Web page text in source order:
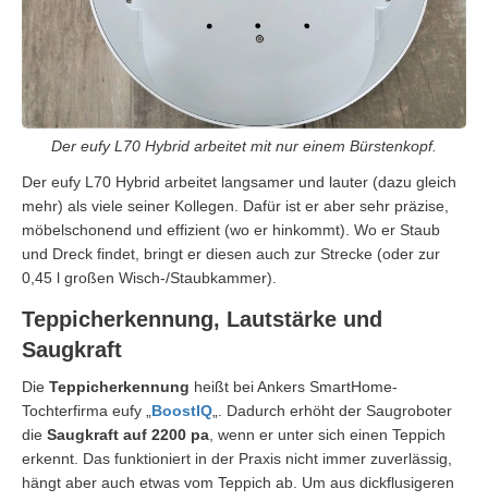
Der eufy L70 Hybrid arbeitet mit nur einem Bürstenkopf.
Der eufy L70 Hybrid arbeitet langsamer und lauter (dazu gleich
mehr) als viele seiner Kollegen. Dafür ist er aber sehr präzise,
möbelschonend und effizient (wo er hinkommt). Wo er Staub
und Dreck findet, bringt er diesen auch zur Strecke (oder zur
0,45 l großen Wisch-/Staubkammer).
Teppicherkennung, Lautstärke und
Saugkraft
Die Teppicherkennung heißt bei Ankers SmartHome-
Tochterfirma eufy „ BoostIQ „. Dadurch erhöht der Saugroboter
die Saugkraft auf 2200 pa , wenn er unter sich einen Teppich
erkennt. Das funktioniert in der Praxis nicht immer zuverlässig,
hängt aber auch etwas vom Teppich ab. Um aus dickflusigeren